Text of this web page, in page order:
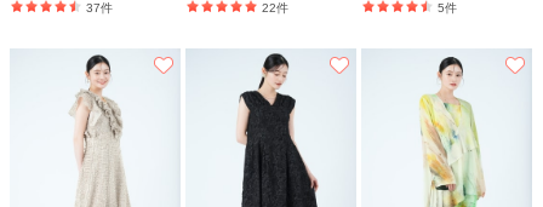
37件 22件 5件